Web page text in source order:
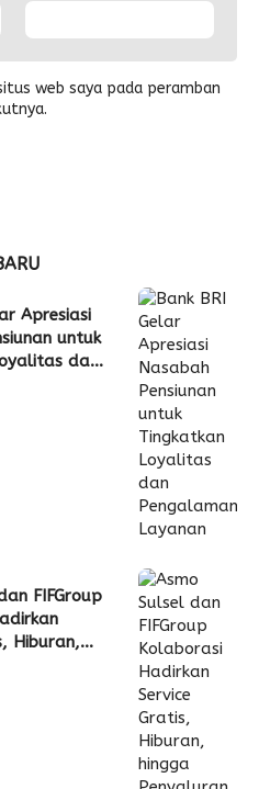
web saya pada peramban
Apresiasi
untuk
dan
FIFGroup
Hiburan,
CSR